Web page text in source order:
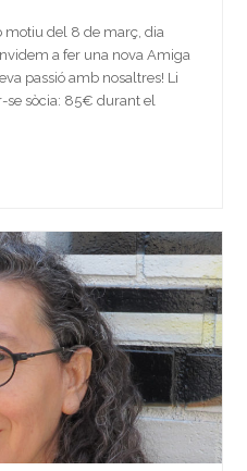
del 8 de març, dia
a fer una nova Amiga
passió amb nosaltres! Li
se sòcia: 85€ durant el